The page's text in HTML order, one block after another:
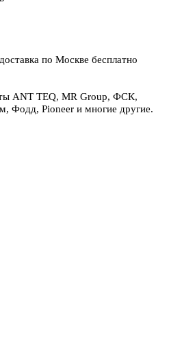
по Москве бесплатно
ANT TEQ, MR Group, ФСК,
Фодд, Pioneer и многие другие.